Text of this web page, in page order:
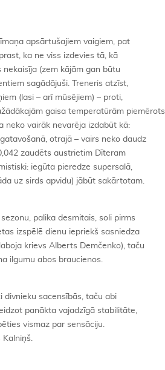
apsārtušajiem vaigiem, pat
ka ne viss izdevies tā, kā
nekaisīja (zem kājām gan būtu
sagādājuši. Treneris atzīst,
(lasi – arī mūsējiem) – proti,
gaisa temperatūrām piemērots
neko vairāk nevarēja izdabūt kā:
otrajā – vairs neko daudz
zaudēts austrietim Dīteram
iegūta pieredze supersalā,
uz sirds apvidu) jābūt sakārtotam.
palika desmitais, soli pirms
izspēlē dienu iepriekš sasniedza
krievs Alberts Demčenko), taču
ilgumu abos braucienos.
divnieku sacensībās, taču abi
panākta vajadzīgā stabilitāte,
vismaz par sensāciju.
Kalniņš.